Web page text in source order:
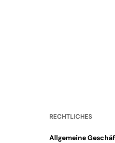
RECHTLICHES
Allgemeine